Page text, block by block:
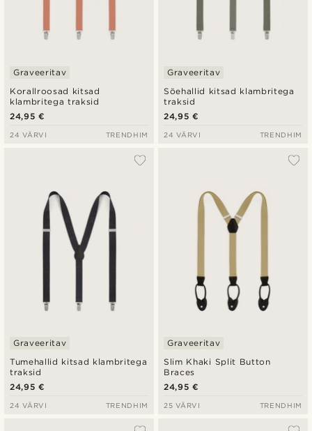
Korallroosad kitsad
klambritega traksid
Graveeritav
24,95 €
24 VÄRVI TRENDHIM
Söehallid kitsad klambritega
traksid
Graveeritav
24,95 €
24 VÄRVI TRENDHIM
Tumehallid kitsad klambritega
traksid
Graveeritav
24,95 €
24 VÄRVI TRENDHIM
Slim Khaki Split Button
Braces
Graveeritav
24,95 €
25 VÄRVI TRENDHIM